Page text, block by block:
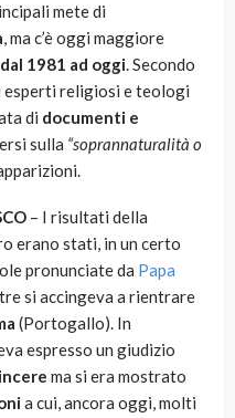
mete di
, ma c’è oggi maggiore
dal 1981 ad oggi. Secondo
esperti religiosi e teologi
di documenti e
sulla “soprannaturalità o
– I risultati della
erano stati, in un certo
pronunciate da Papa
si accingeva a rientrare
(Portogallo). In
espresso un giudizio
ma si era mostrato
a cui, ancora oggi, molti